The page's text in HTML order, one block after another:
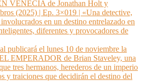
VENECIA de Jonathan Holt y
(2025) | Ep. 3×019 | «Una detective,
en un destino entrelazado en
diferentes y provocadores de
publicará el lunes 10 de noviembre la
EMPERADOR de Brian Staveley, una
tres hermanos, herederos de un imperio
y traiciones que decidirán el destino del